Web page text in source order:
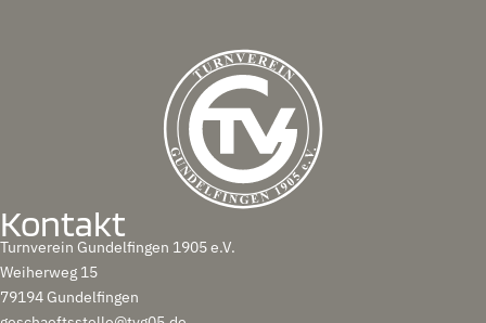
Kontakt
Turnverein Gundelfingen 1905 e.V.
Weiherweg 15
79194 Gundelfingen